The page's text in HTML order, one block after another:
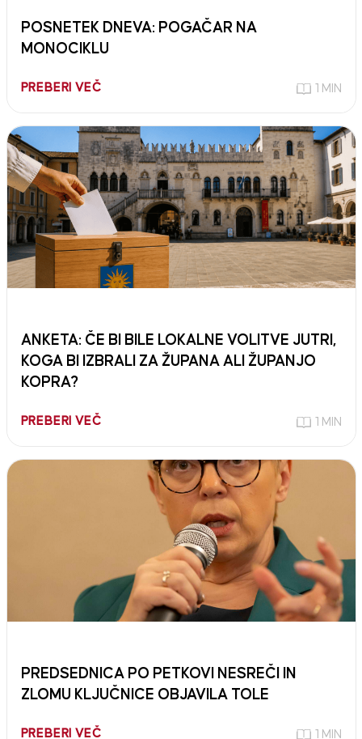
POSNETEK DNEVA: POGAČAR NA
MONOCIKLU
PREBERI VEČ 1 MIN
ANKETA: ČE BI BILE LOKALNE VOLITVE JUTRI,
KOGA BI IZBRALI ZA ŽUPANA ALI ŽUPANJO
KOPRA?
PREBERI VEČ 1 MIN
PREDSEDNICA PO PETKOVI NESREČI IN
ZLOMU KLJUČNICE OBJAVILA TOLE
PREBERI VEČ 1 MIN